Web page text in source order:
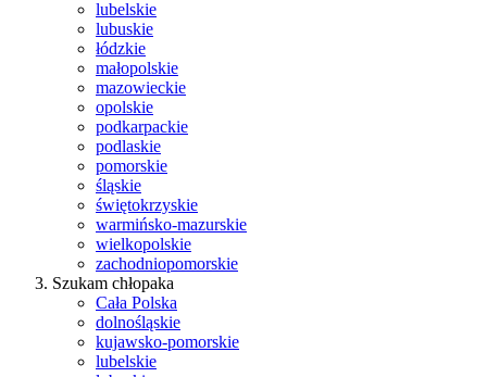
lubelskie
lubuskie
łódzkie
małopolskie
mazowieckie
opolskie
podkarpackie
podlaskie
pomorskie
śląskie
świętokrzyskie
warmińsko-mazurskie
wielkopolskie
zachodniopomorskie
Szukam chłopaka
Cała Polska
dolnośląskie
kujawsko-pomorskie
lubelskie